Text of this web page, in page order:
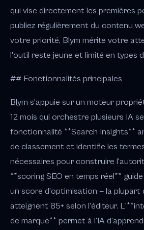
qui vise directement les premières
publiez régulièrement du contenu
votre priorité, Blym mérite votre
l'outil reste jeune et limité en types
## Fonctionnalités principales
Blym s'appuie sur un moteur
12 mois qui orchestre plusieurs IA
fonctionnalité **Search Insights**
de classement et identifie les
nécessaires pour construire
**scoring SEO en temps réel**
un score d'optimisation — la plupart
atteignent 85+ selon l'éditeur.
de marque** permet à l'IA